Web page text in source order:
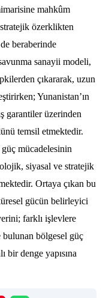
mahkûm
özerklikten
beraberinde
sanayii modeli,
çıkararak, uzun
Yunanistan’ın
garantiler üzerinden
temsil etmektedir.
mücadelesinin
siyasal ve stratejik
Ortaya çıkan bu
gücün belirleyici
farklı işlevlere
bulunan bölgesel güç
denge yapısına